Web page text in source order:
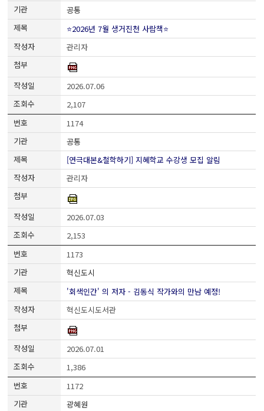
공통
⭐2026년 7월 생거진천 사람책⭐
관리자
2026.07.06
2,107
1174
공통
[연극대본&철학하기] 지혜학교 수강생 모집 알림
관리자
2026.07.03
2,153
1173
혁신도시
'회색인간' 의 저자 - 김동식 작가와의 만남 예정!
혁신도시도서관
2026.07.01
1,386
1172
광혜원